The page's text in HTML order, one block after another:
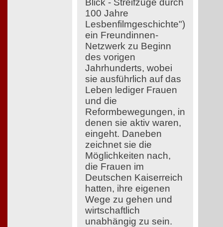
Blick - Streifzüge durch
100 Jahre
Lesbenfilmgeschichte")
ein Freundinnen-
Netzwerk zu Beginn
des vorigen
Jahrhunderts, wobei
sie ausführlich auf das
Leben lediger Frauen
und die
Reformbewegungen, in
denen sie aktiv waren,
eingeht. Daneben
zeichnet sie die
Möglichkeiten nach,
die Frauen im
Deutschen Kaiserreich
hatten, ihre eigenen
Wege zu gehen und
wirtschaftlich
unabhängig zu sein.